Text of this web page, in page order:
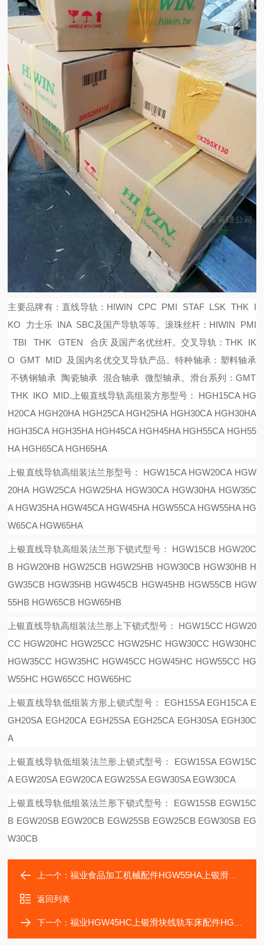
主要品牌有：直线导轨： HIWIN CPC PMI STAF LSK THK I
KO 力士乐 INA SBC及国产导轨等等。滚珠丝杆： HIWIN PMI
TBI THK GTEN 合庆 及国产名优丝杆。交叉导轨：THK IK
O GMT MID 及国内名优交叉导轨产品。特种轴承：塑料轴承
不锈钢轴承 陶瓷轴承 混合轴承 微型轴承。 滑台系列：GMT
THK IKO MID. 上银直线导轨高组装方形型号：
HGH15CA HG
H20CA HGH20HA HGH25CA HGH25HA HGH30CA HGH30HA
HGH35CA HGH35HA HGH45CA HGH45HA HGH55CA HGH55
HA HGH65CA HGH65HA
上银直线导轨高组装法兰形型号：
HGW15CA HGW20CA HGW
20HA HGW25CA HGW25HA HGW30CA HGW30HA HGW35C
A HGW35HA HGW45CA HGW45HA HGW55CA HGW55HA HG
W65CA HGW65HA
上银直线导轨高组装法兰形下锁式型号：
HGW15CB HGW20C
B HGW20HB HGW25CB HGW25HB HGW30CB HGW30HB H
GW35CB HGW35HB HGW45CB HGW45HB HGW55CB HGW
55HB HGW65CB HGW65HB
上银直线导轨高组装法兰形上下锁式型号：
HGW15CC HGW20
CC HGW20HC HGW25CC HGW25HC HGW30CC HGW30HC
HGW35CC HGW35HC HGW45CC HGW45HC HGW55CC HG
W55HC HGW65CC HGW65HC
上银直线导轨低组装方形上锁式型号：
EGH15SA EGH15CA E
GH20SA EGH20CA EGH25SA EGH25CA EGH30SA EGH30C
A
上银直线导轨低组装法兰形上锁式型号：
EGW15SA EGW15C
A EGW20SA EGW20CA EGW25SA EGW30SA EGW30CA
上银直线导轨低组装法兰形下锁式型号：
EGW15SB EGW15C
B EGW20SB EGW20CB EGW25SB EGW25CB EGW30SB EG
W30CB
上一个：福业食品加工机械配件HGW55HA上银滑块HGW65HA
返回列表
下一个：福业HGW45HC上银滑块线轨车床配件HGW35HC